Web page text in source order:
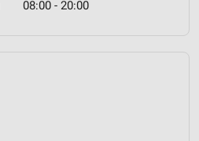
08:00 - 20:00